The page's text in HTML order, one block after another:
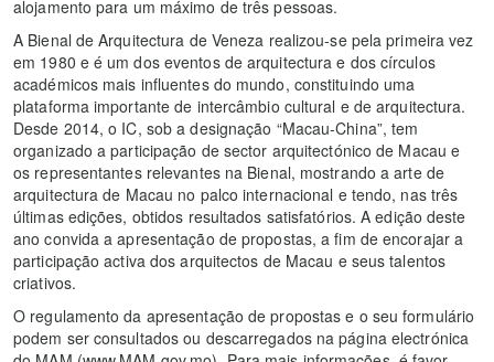
alojamento para um máximo de três pessoas.
A Bienal de Arquitectura de Veneza realizou-se pela primeira vez
em 1980 e é um dos eventos de arquitectura e dos círculos
académicos mais influentes do mundo, constituindo uma
plataforma importante de intercâmbio cultural e de arquitectura.
Desde 2014, o IC, sob a designação “Macau-China”, tem
organizado a participação de sector arquitectónico de Macau e
os representantes relevantes na Bienal, mostrando a arte de
arquitectura de Macau no palco internacional e tendo, nas três
últimas edições, obtidos resultados satisfatórios. A edição deste
ano convida a apresentação de propostas, a fim de encorajar a
participação activa dos arquitectos de Macau e seus talentos
criativos.
O regulamento da apresentação de propostas e o seu formulário
podem ser consultados ou descarregados na página electrónica